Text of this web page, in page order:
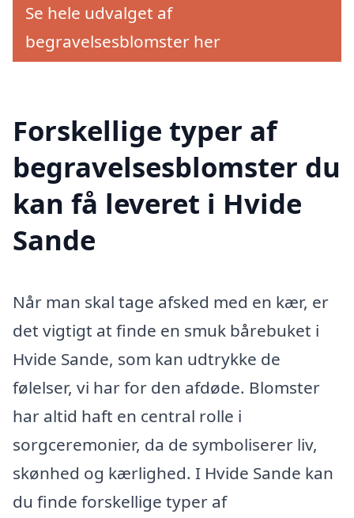
Se hele udvalget af
begravelsesblomster her
Forskellige typer af
begravelsesblomster du
kan få leveret i Hvide
Sande
Når man skal tage afsked med en kær, er
det vigtigt at finde en smuk bårebuket i
Hvide Sande, som kan udtrykke de
følelser, vi har for den afdøde. Blomster
har altid haft en central rolle i
sorgceremonier, da de symboliserer liv,
skønhed og kærlighed. I Hvide Sande kan
du finde forskellige typer af